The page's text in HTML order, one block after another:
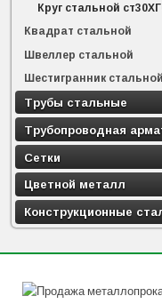
Круг стальной
Квадрат стальной
Швеллер стальной
Шестигранник стальной
Трубы стальные
Трубопроводная
Сетки
Цветной металл
Конструкционные